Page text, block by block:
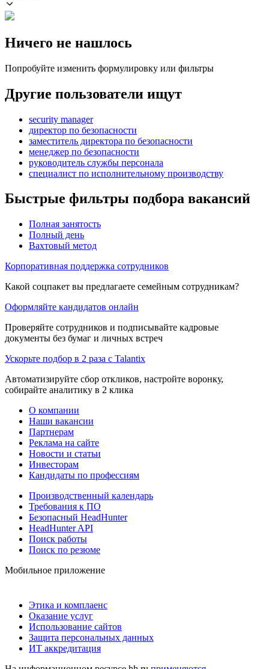
Ничего не нашлось
Попробуйте изменить формулировку или фильтры
Другие пользователи ищут
security manager
директор по безопасности
заместитель директора по безопасности
менеджер по безопасности
руководитель службы персонала
специалист по исполнительному производству
Быстрые фильтры подбора вакансий
Полная занятость
Полный день
Вахтовый метод
Корпоративная поддержка сотрудников
Какой соцпакет вы предлагаете семейным сотрудникам?
Оформляйте кандидатов онлайн
Проверяйте сотрудников и подписывайте кадровые
документы без бумаг и личных встреч
Ускорьте подбор в 2 раза с Talantix
Автоматизируйте сбор откликов, настройте воронку,
собирайте аналитику в 2 клика
О компании
Наши вакансии
Партнерам
Реклама на сайте
Новости и статьи
Инвесторам
Кандидаты по профессиям
Производственный календарь
Требования к ПО
Безопасный HeadHunter
HeadHunter API
Поиск работы
Поиск по резюме
Мобильное приложение
Этика и комплаенс
Оказание услуг
Использование сайтов
Защита персональных данных
ИТ аккредитация